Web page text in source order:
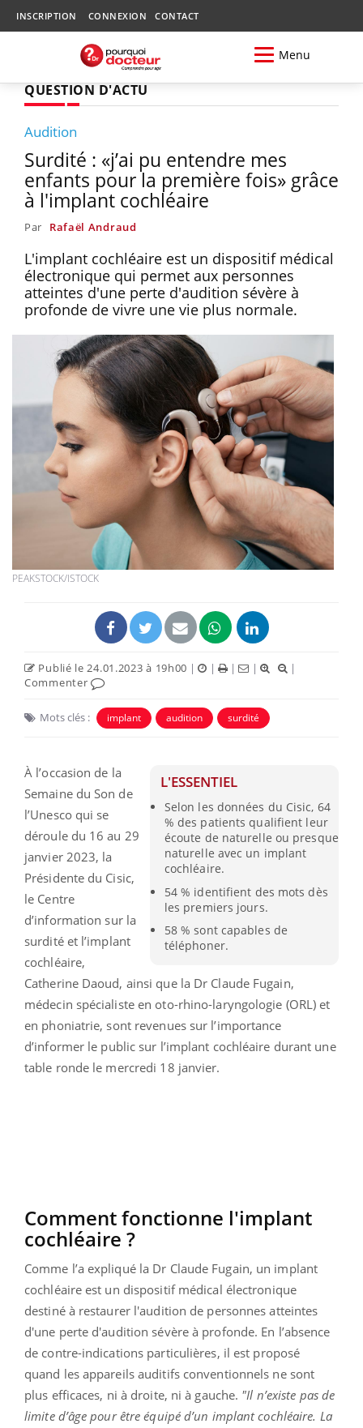
INSCRIPTION CONNEXION CONTACT
Menu
QUESTION D'ACTU
Audition
Surdité : «j’ai pu entendre mes
enfants pour la première fois» grâce
à l'implant cochléaire
Par Rafaël Andraud
L'implant cochléaire est un dispositif médical
électronique qui permet aux personnes
atteintes d'une perte d'audition sévère à
profonde de vivre une vie plus normale.
PEAKSTOCK/ISTOCK
Publié le 24.01.2023 à 19h00 | | | |
|
Commenter
Mots clés : implant audition surdité
L'ESSENTIEL
Selon les données du Cisic, 64
% des patients qualifient leur
écoute de naturelle ou presque
naturelle avec un implant
cochléaire.
54 % identifient des mots dès
les premiers jours.
58 % sont capables de
téléphoner.
À l’occasion de la
Semaine du Son de
l’Unesco qui se
déroule du 16 au 29
janvier 2023, la
Présidente du Cisic,
le Centre
d’information sur la
surdité et l’implant
cochléaire,
Catherine Daoud, ainsi que la Dr Claude Fugain,
médecin spécialiste en oto-rhino-laryngologie (ORL) et
en phoniatrie, sont revenues sur l’importance
d’informer le public sur l’implant cochléaire durant une
table ronde le mercredi 18 janvier.
Comment fonctionne l'implant
cochléaire ?
Comme l’a expliqué la Dr Claude Fugain, un implant
cochléaire est un dispositif médical électronique
destiné à restaurer l'audition de personnes atteintes
d'une perte d'audition sévère à profonde. En l’absence
de contre-indications particulières, il est proposé
quand les appareils auditifs conventionnels ne sont
plus efficaces, ni à droite, ni à gauche. "Il n’existe pas de
limite d’âge pour être équipé d’un implant cochléaire. La